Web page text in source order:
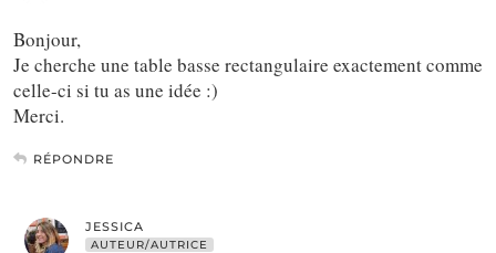
Bonjour,
Je cherche une table basse rectangulaire exactement comme
celle-ci si tu as une idée :)
Merci.
RÉPONDRE
JESSICA
AUTEUR/AUTRICE